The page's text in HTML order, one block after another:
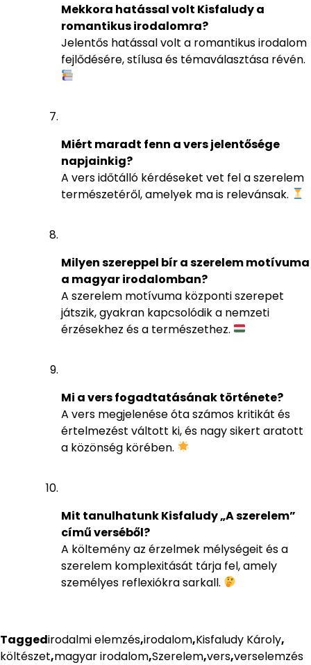
Mekkora hatással volt Kisfaludy a
romantikus irodalomra?
Jelentős hatással volt a romantikus irodalom
fejlődésére, stílusa és témaválasztása révén.
Miért maradt fenn a vers jelentősége
napjainkig?
A vers időtálló kérdéseket vet fel a szerelem
természetéről, amelyek ma is relevánsak.
Milyen szereppel bír a szerelem motívuma
a magyar irodalomban?
A szerelem motívuma központi szerepet
játszik, gyakran kapcsolódik a nemzeti
érzésekhez és a természethez.
Mi a vers fogadtatásának története?
A vers megjelenése óta számos kritikát és
értelmezést váltott ki, és nagy sikert aratott
a közönség körében.
Mit tanulhatunk Kisfaludy „A szerelem”
című verséből?
A költemény az érzelmek mélységeit és a
szerelem komplexitását tárja fel, amely
személyes reflexiókra sarkall.
Taggedirodalmi elemzés,irodalom,Kisfaludy Károly,
költészet,magyar irodalom,Szerelem,vers,verselemzés